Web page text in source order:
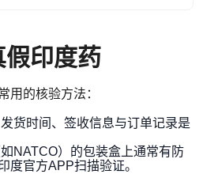
印度药
用的核验方法：
货时间、签收信息与订单记录是
NATCO）的包装盒上通常有防
度官方APP扫描验证。